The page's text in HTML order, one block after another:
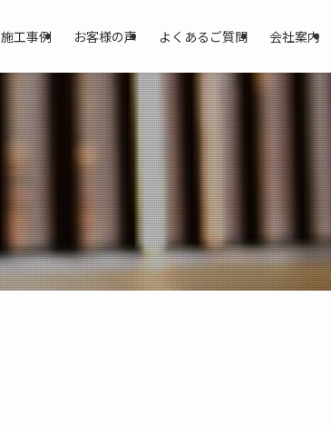
施工事例 お客様の声 よくあるご質問 会社案内